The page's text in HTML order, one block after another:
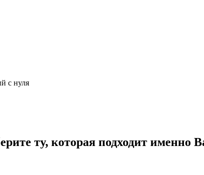
с нуля
ту, которая подходит именно